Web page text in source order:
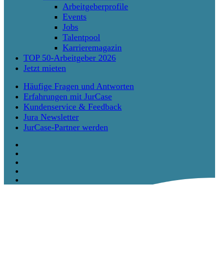
Arbeitgeberprofile
Events
Jobs
Talentpool
Karrieremagazin
TOP 50-Arbeitgeber 2026
Jetzt mieten
Häufige Fragen und Antworten
Erfahrungen mit JurCase
Kundenservice & Feedback
Jura Newsletter
JurCase-Partner werden